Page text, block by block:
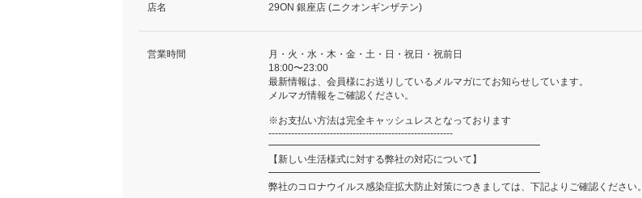
店名 29ON 銀座店 (ニクオンギンザテン)
営業時間
月・火・水・木・金・土・日・祝日・祝前日
18:00〜23:00
最新情報は、会員様にお送りしているメルマガにてお知らせしています。
メルマガ情報をご確認ください。
※お支払い方法は完全キャッシュレスとなっております
---------------------------------------------------------
━━━━━━━━━━━━━━━━━━━━━━━━━━━━
【新しい生活様式に対する弊社の対応について】
━━━━━━━━━━━━━━━━━━━━━━━━━━━━
弊社のコロナウイルス感染症拡大防止対策につきましては、下記よりご確認ください。